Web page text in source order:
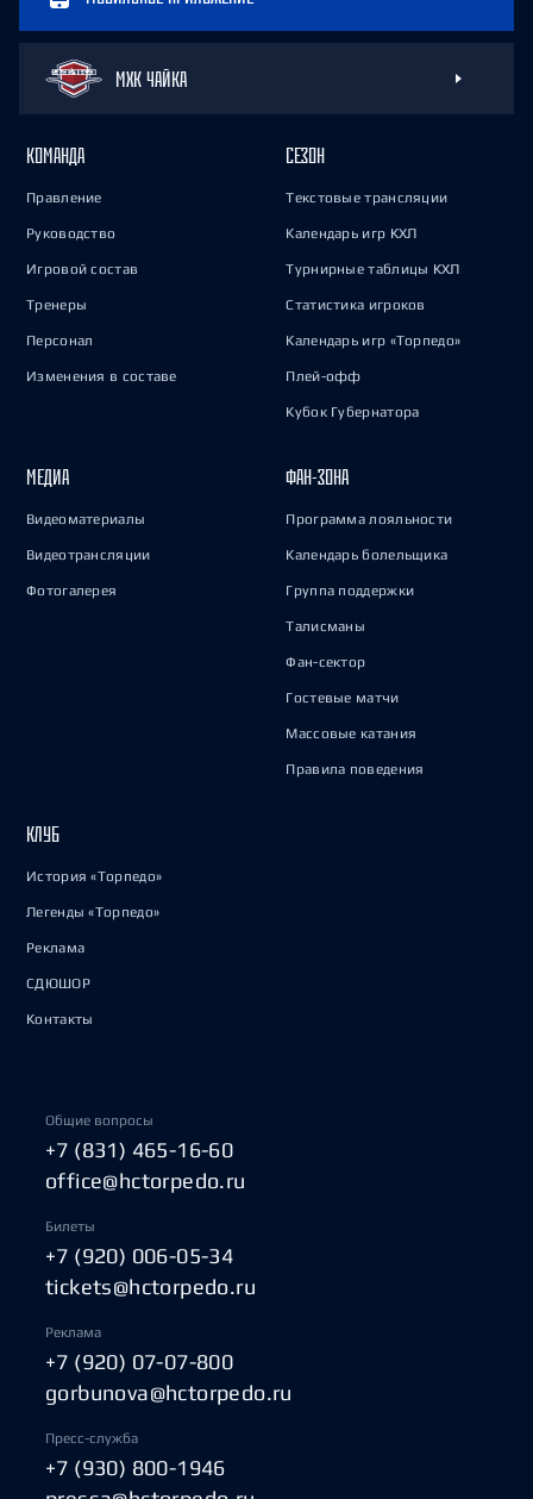
МХК ЧАЙКА
КОМАНДА
Правление
Руководство
Игровой состав
Тренеры
Персонал
Изменения в составе
СЕЗОН
Текстовые трансляции
Календарь игр КХЛ
Турнирные таблицы КХЛ
Статистика игроков
Календарь игр «Торпедо»
Плей-офф
Кубок Губернатора
МЕДИА
Видеоматериалы
Видеотрансляции
Фотогалерея
ФАН-ЗОНА
Программа лояльности
Календарь болельщика
Группа поддержки
Талисманы
Фан-сектор
Гостевые матчи
Массовые катания
Правила поведения
КЛУБ
История «Торпедо»
Легенды «Торпедо»
Реклама
СДЮШОР
Контакты
Общие вопросы
+7 (831) 465-16-60
office@hctorpedo.ru
Билеты
+7 (920) 006-05-34
tickets@hctorpedo.ru
Реклама
+7 (920) 07-07-800
gorbunova@hctorpedo.ru
Пресс-служба
+7 (930) 800-1946